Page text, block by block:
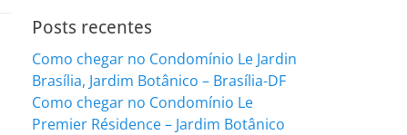
Posts recentes
Como chegar no Condomínio Le Jardin
Brasília, Jardim Botânico – Brasília-DF
Como chegar no Condomínio Le
Premier Résidence – Jardim Botânico